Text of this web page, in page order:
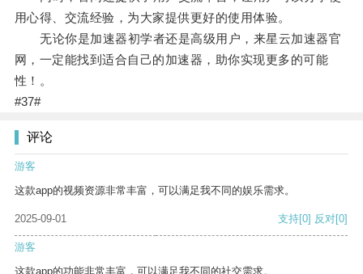
用心得、交流经验，为大家提供更好的使用体验。
无论你是加速器初学者还是高级用户，来星云加速器官
网，一定能找到适合自己的加速器，助你实现更多的可能
性！。
#37#
评论
游客
这款app的视频资源非常丰富，可以满足我不同的娱乐需求。
2025-09-01 支持[0] 反对[0]
游客
这款app的功能非常丰富，可以满足我不同的社交需求。